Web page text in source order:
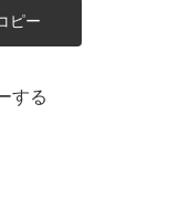
ピー
する